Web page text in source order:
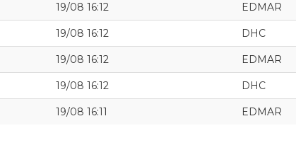
19/08 16:12 EDMAR
19/08 16:12 DHC
19/08 16:12 EDMAR
19/08 16:12 DHC
19/08 16:11 EDMAR